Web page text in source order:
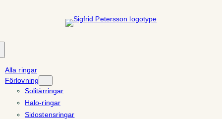
Alla ringar
Förlovning
Solitärringar
Halo-ringar
Sidostensringar